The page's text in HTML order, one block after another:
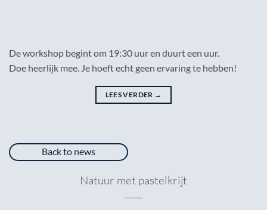
De workshop begint om 19:30 uur en duurt een uur.
Doe heerlijk mee. Je hoeft echt geen ervaring te hebben!
LEES VERDER →
Back to news
Natuur met pastelkrijt